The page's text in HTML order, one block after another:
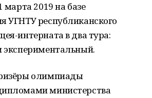
марта 2019 на базе
УГНТУ республиканского
интерната в два тура:
экспериментальный.
олимпиады
министерства